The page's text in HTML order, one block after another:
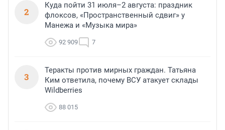
2
Куда пойти 31 июля–2 августа: праздник
флоксов, «Пространственный сдвиг» у
Манежа и «Музыка мира»
92 909 7
3
Теракты против мирных граждан. Татьяна
Ким ответила, почему ВСУ атакует склады
Wildberries
88 015